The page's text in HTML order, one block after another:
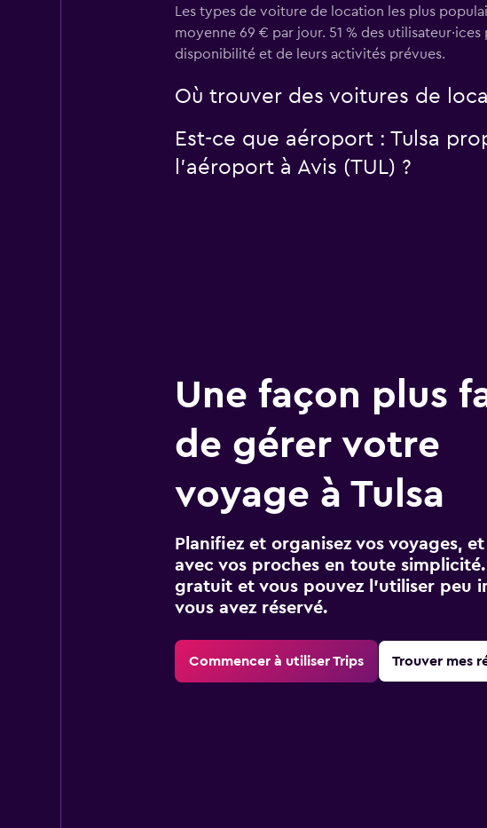
Les types de voiture de location les plus
moyenne 69 € par jour. 51 % des
disponibilité et de leurs activités prévues.
Où trouver des voitures de
Est-ce que aéroport : Tulsa
l’aéroport à Avis (TUL) ?
Une façon plus
de gérer votre
voyage à Tulsa
Planifiez et organisez vos voyages,
avec vos proches en toute
gratuit et vous pouvez l’utiliser peu
vous avez réservé.
Commencer à utiliser Trips Trouver mes